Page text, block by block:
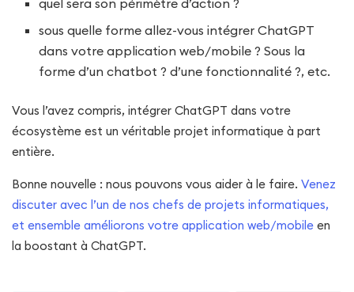
sous quelle forme allez-vous intégrer ChatGPT
dans votre application web/mobile ? Sous la
forme d’un chatbot ? d’une fonctionnalité ?, etc.
Vous l’avez compris, intégrer ChatGPT dans votre
écosystème est un véritable projet informatique à part
entière.
Bonne nouvelle : nous pouvons vous aider à le faire. Venez
discuter avec l’un de nos chefs de projets informatiques,
et ensemble améliorons votre application web/mobile en
la boostant à ChatGPT.